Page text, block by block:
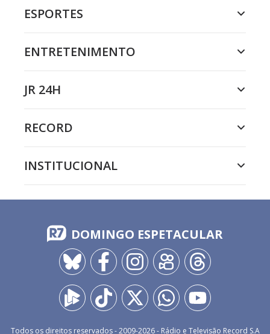
ESPORTES
ENTRETENIMENTO
JR 24H
RECORD
INSTITUCIONAL
DOMINGO ESPETACULAR
Todos os direitos reservados - 2009-2026- Rádio e Televisão Record S.A